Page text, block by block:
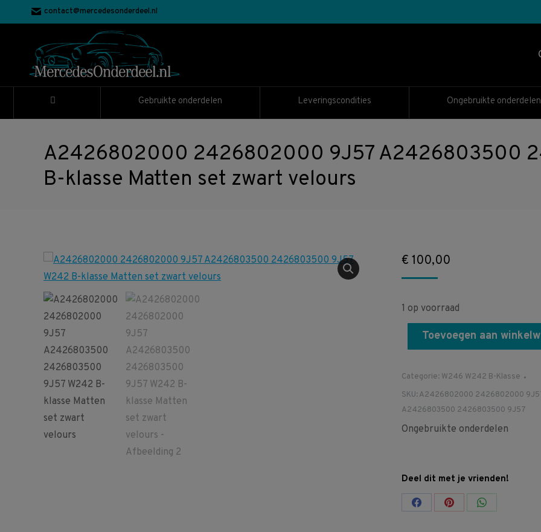
contact@mercedesonderdeel.nl
Gebruikte onderdelen Leveringscondities Ongebruikte onderdelen
A2426802000 2426802000 9J57 A2426803500
B-klasse Matten set zwart velours
€ 100,00
1 op voorraad
Toevoegen aan
Categorie: W246 W242 B-Klasse
SKU:A2426802000 2426802000
A2426803500 2426803500 9J57
Ongebruikte onderdelen
Deel dit met je vrienden!
Share Share Share